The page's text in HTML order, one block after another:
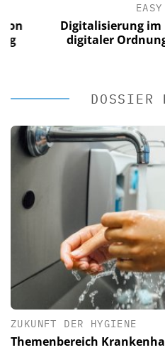
EASY
Digitalisierung im
digitaler Ordnung
DOSSIER
ZUKUNFT DER HYGIENE
Themenbereich